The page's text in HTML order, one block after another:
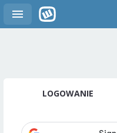
LOGOWANIE